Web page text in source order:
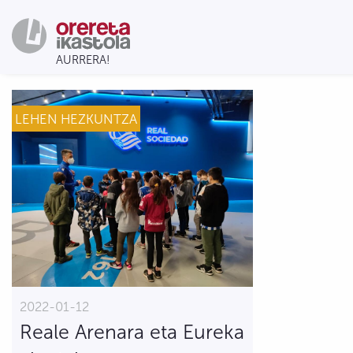
LEHEN HEZKUNTZA
2022-01-12
Reale Arenara eta Eureka